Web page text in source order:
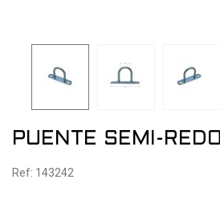
PUENTE SEMI-
Ref: 143242